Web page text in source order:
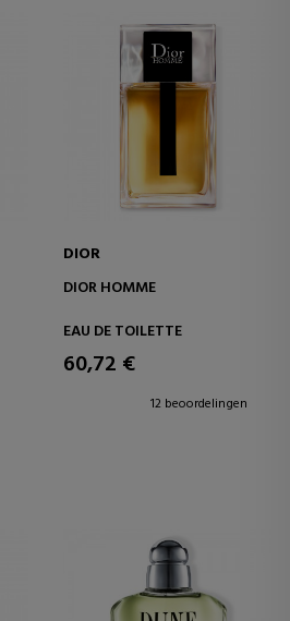
DIOR
DIOR HOMME
EAU DE TOILETTE
60,72 €
12 beoordelingen